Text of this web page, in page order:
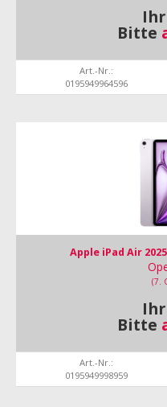
Bitte
Art.-Nr.:
0195949964596
Apple iPad Air
(7.
Bitte
Art.-Nr.:
0195949998959